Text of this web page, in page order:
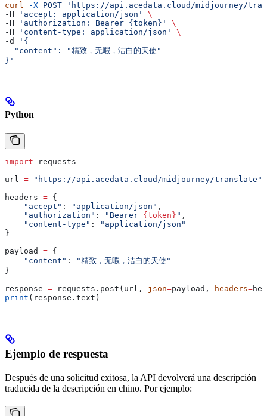
curl -X POST 'https://api.acedata.cloud/midjourney/
-H
'accept: application/json'
\
-H
'authorization: Bearer {token}'
\
-H
'content-type: application/json'
\
-d
'{
  "content": "精致，无暇，洁白的天使"
}'
Python
import requests
url = "https://api.acedata.cloud/midjourney/translate"
headers = {
    "accept"
: "application/json" ,
    "authorization"
: "Bearer {token} " ,
    "content-type"
:
"application/json"
}
payload = {
    "content"
:
"精致，无暇，洁白的天使"
}
response = requests.post(url, json=payload, headers=
print (response.text)
Ejemplo de respuesta
Después de una solicitud exitosa, la API devolverá una descripción
traducida de la descripción en chino. Por ejemplo: